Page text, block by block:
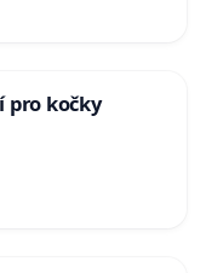
pro kočky